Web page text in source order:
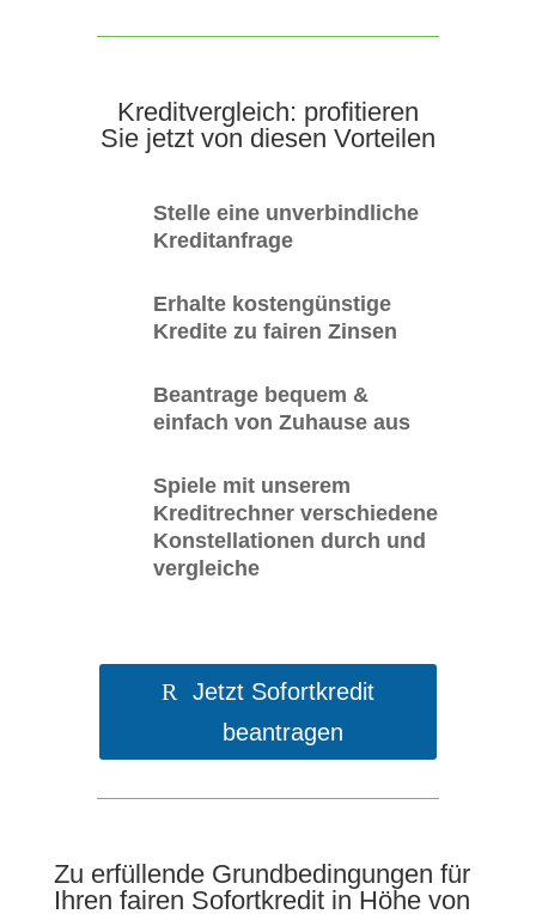
Kreditvergleich: profitieren
Sie jetzt von diesen Vorteilen
Stelle eine unverbindliche
Kreditanfrage
Erhalte kostengünstige
Kredite zu fairen Zinsen
Beantrage bequem &
einfach von Zuhause aus
Spiele mit unserem
Kreditrechner verschiedene
Konstellationen durch und
vergleiche
Jetzt Sofortkredit
beantragen
Zu erfüllende Grundbedingungen für
Ihren fairen Sofortkredit in Höhe von